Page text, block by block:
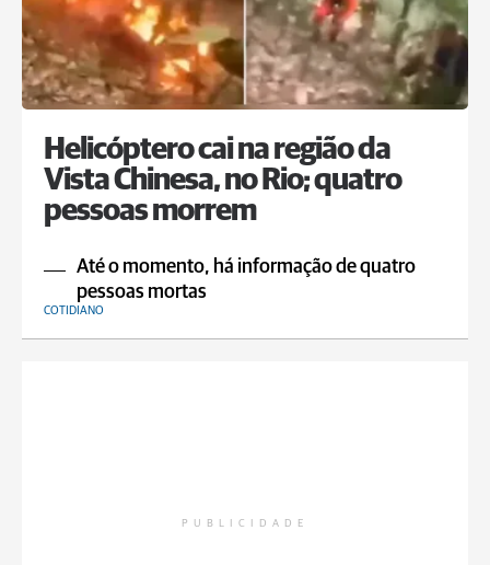
Helicóptero cai na região da
Vista Chinesa, no Rio; quatro
pessoas morrem
Até o momento, há informação de quatro
pessoas mortas
COTIDIANO
PUBLICIDADE